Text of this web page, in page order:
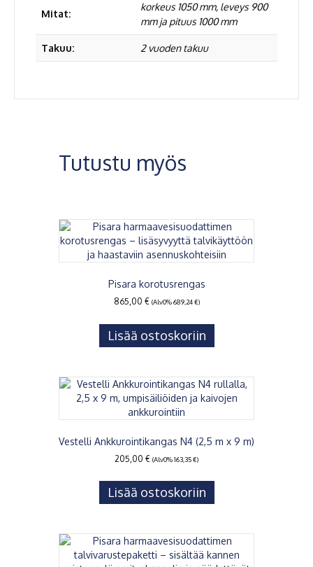
Mitat:
korkeus 1050 mm, leveys 900
mm ja pituus 1000 mm
Takuu: 2 vuoden takuu
Tutustu myös
Pisara korotusrengas
865,00 € (Alv0%689,24€)
Lisää ostoskoriin
Vestelli Ankkurointikangas N4 (2,5 m x 9 m)
205,00 € (Alv0%163,35€)
Lisää ostoskoriin